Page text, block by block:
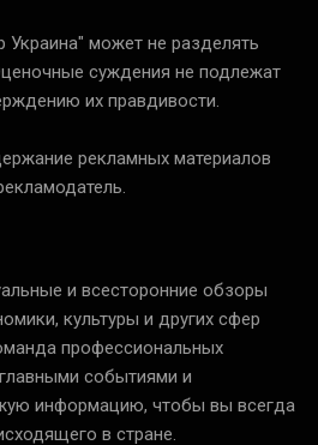
может не разделять
суждения не подлежат
их правдивости.
рекламных материалов
и всесторонние обзоры
культуры и других сфер
профессиональных
событиями и
информацию, чтобы вы всегда
в стране.